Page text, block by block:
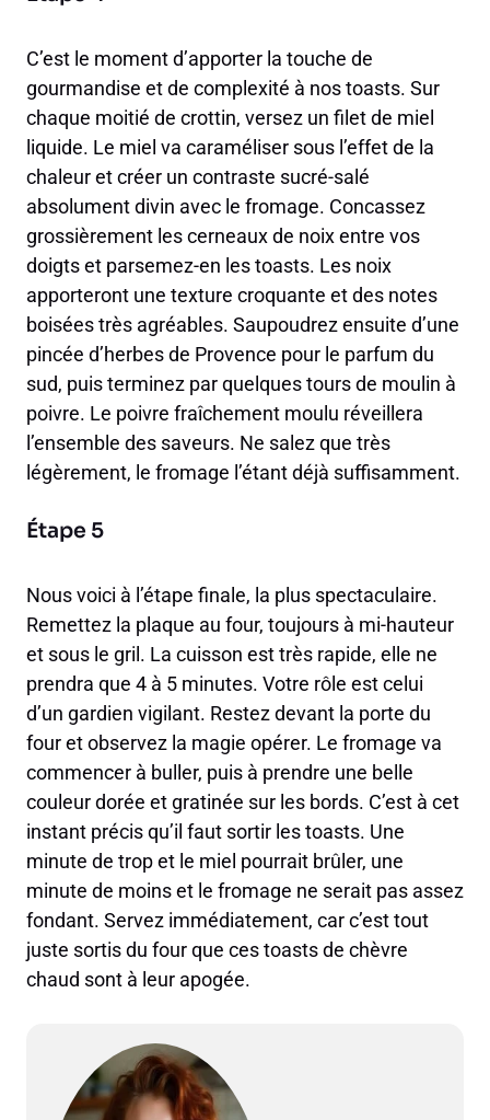
C’est le moment d’apporter la touche de
gourmandise et de complexité à nos toasts. Sur
chaque moitié de crottin, versez un filet de miel
liquide. Le miel va caraméliser sous l’effet de la
chaleur et créer un contraste sucré-salé
absolument divin avec le fromage. Concassez
grossièrement les cerneaux de noix entre vos
doigts et parsemez-en les toasts. Les noix
apporteront une texture croquante et des notes
boisées très agréables. Saupoudrez ensuite d’une
pincée d’herbes de Provence pour le parfum du
sud, puis terminez par quelques tours de moulin à
poivre. Le poivre fraîchement moulu réveillera
l’ensemble des saveurs. Ne salez que très
légèrement, le fromage l’étant déjà suffisamment.
Étape 5
Nous voici à l’étape finale, la plus spectaculaire.
Remettez la plaque au four, toujours à mi-hauteur
et sous le gril. La cuisson est très rapide, elle ne
prendra que 4 à 5 minutes. Votre rôle est celui
d’un gardien vigilant. Restez devant la porte du
four et observez la magie opérer. Le fromage va
commencer à buller, puis à prendre une belle
couleur dorée et gratinée sur les bords. C’est à cet
instant précis qu’il faut sortir les toasts. Une
minute de trop et le miel pourrait brûler, une
minute de moins et le fromage ne serait pas assez
fondant. Servez immédiatement, car c’est tout
juste sortis du four que ces toasts de chèvre
chaud sont à leur apogée.